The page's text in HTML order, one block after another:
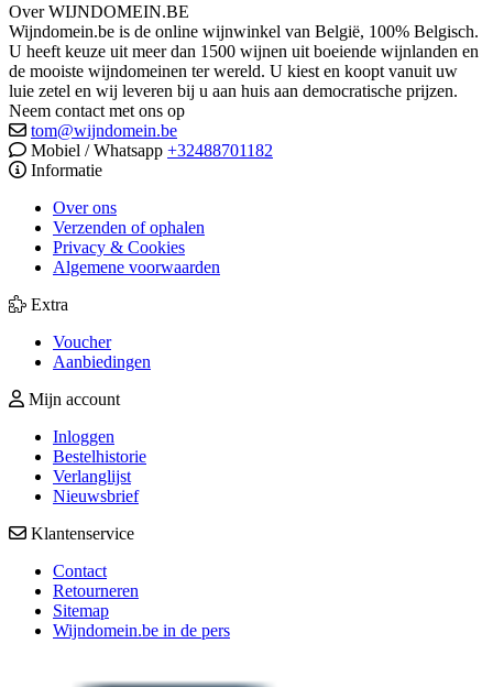
Over WIJNDOMEIN.BE
Wijndomein.be is de online wijnwinkel van België, 100% Belgisch.
U heeft keuze uit meer dan 1500 wijnen uit boeiende wijnlanden en
de mooiste wijndomeinen ter wereld. U kiest en koopt vanuit uw
luie zetel en wij leveren bij u aan huis aan democratische prijzen.
Neem contact met ons op
tom@wijndomein.be
Mobiel / Whatsapp +32488701182
Informatie
Over ons
Verzenden of ophalen
Privacy & Cookies
Algemene voorwaarden
Extra
Voucher
Aanbiedingen
Mijn account
Inloggen
Bestelhistorie
Verlanglijst
Nieuwsbrief
Klantenservice
Contact
Retourneren
Sitemap
Wijndomein.be in de pers